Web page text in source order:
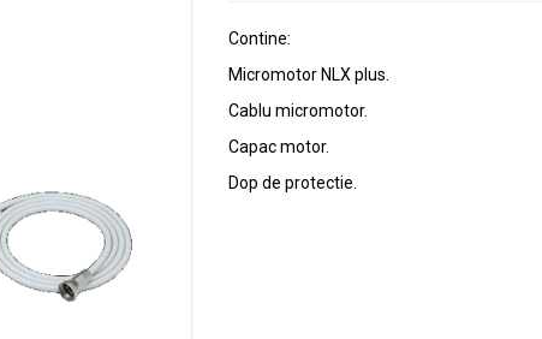
Contine:
Micromotor NLX plus.
Cablu micromotor.
Capac motor.
Dop de protectie.